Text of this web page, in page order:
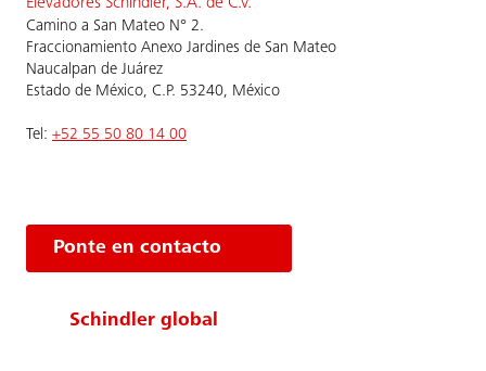
Camino a San Mateo N° 2.
Fraccionamiento Anexo Jardines de San Mateo
Naucalpan de Juárez
Estado de México, C.P. 53240, México
Tel: +52 55 50 80 14 00
Ponte en contacto
Schindler global